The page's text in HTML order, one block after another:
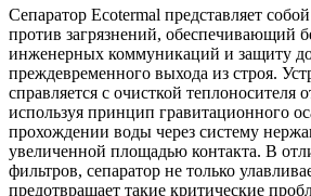
Сепаратор Ecotermal представляет
против загрязнений, обеспечивающий
инженерных коммуникаций и защиту
преждевременного выхода из строя.
справляется с очисткой
используя принцип гравитационного
прохождении воды через систему
увеличенной площадью контакта. В
фильтров, сепаратор не только
предотвращает такие критические